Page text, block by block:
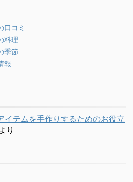
口コミ
料理
季節
報
イテムを手作りするためのお役立
より